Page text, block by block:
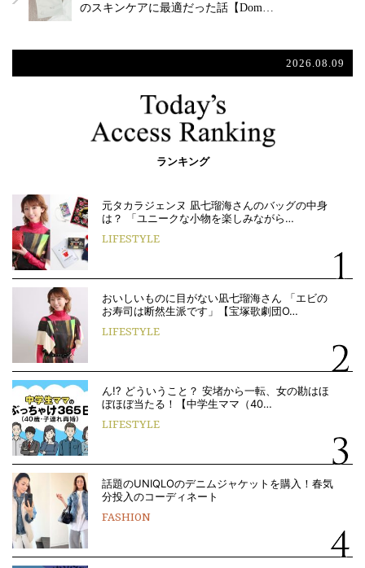
のスキンケアに最適だった話【Dom…
2026.08.09
ランキング
元タカラジェンヌ 凪七瑠海さんのバッグの中身
は？ 「ユニークな小物を楽しみながら…
LIFESTYLE
おいしいものに目がない凪七瑠海さん 「エビの
お寿司は断然生派です」【宝塚歌劇団O…
LIFESTYLE
ん!? どういうこと？ 安堵から一転、女の勘はほ
ぼほぼ当たる！【中学生ママ（40…
LIFESTYLE
話題のUNIQLOのデニムジャケットを購入！春気
分投入のコーディネート
FASHION